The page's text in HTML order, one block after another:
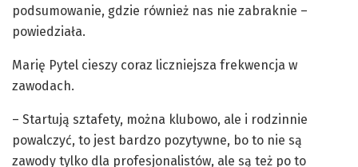
podsumowanie, gdzie również nas nie zabraknie –
powiedziała.
Marię Pytel cieszy coraz liczniejsza frekwencja w
zawodach.
– Startują sztafety, można klubowo, ale i rodzinnie
powalczyć, to jest bardzo pozytywne, bo to nie są
zawody tylko dla profesjonalistów, ale są też po to